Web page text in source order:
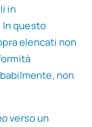
in
In questo
elencati non
non
verso un